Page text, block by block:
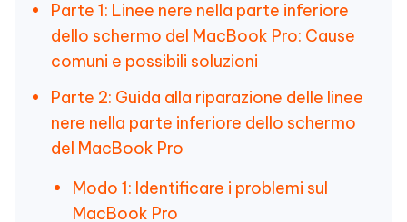
Parte 1: Linee nere nella parte inferiore
dello schermo del MacBook Pro: Cause
comuni e possibili soluzioni
Parte 2: Guida alla riparazione delle linee
nere nella parte inferiore dello schermo
del MacBook Pro
Modo 1: Identificare i problemi sul
MacBook Pro